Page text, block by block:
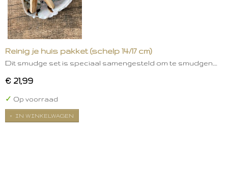
Reinig je huis pakket (schelp 14/17 cm)
Dit smudge set is speciaal samengesteld om te smudgen.…
€ 21,99
✓ Op voorraad
IN WINKELWAGEN